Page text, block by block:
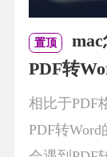
置顶
PDF转
相比于PDF
PDF转